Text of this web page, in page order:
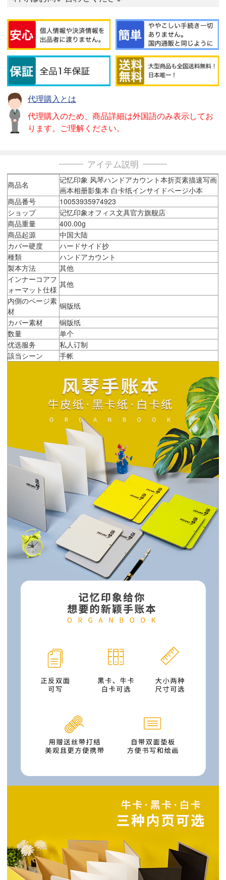
代理購入とは
代理購入のため、商品詳細は外国語のみ表示してお
ります。ご理解ください。
アイテム説明
商品名
记忆印象 风琴ハンドアカウント本折页素描速写画
画本相册影集本 白卡纸インサイドページ小本
商品番号
10053935974923
ショップ
记忆印象オフィス文具官方旗舰店
商品重量
400.00g
商品起源
中国大陆
カバー硬度
ハードサイド抄
種類
ハンドアカウント
製本方法
其他
インナーコアフ
ォーマット仕様
其他
内側のページ素
材
铜版纸
カバー素材
铜版纸
数量
单个
优选服务
私人订制
該当シーン
手帐